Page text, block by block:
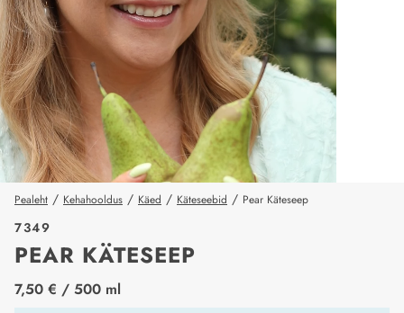
Pealeht / Kehahooldus / Käed / Käteseebid / Pear Käteseep
7349
PEAR KÄTESEEP
price_label
7,50 € / 500 ml